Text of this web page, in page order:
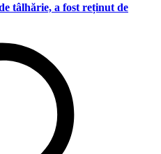
tâlhărie, a fost reținut de